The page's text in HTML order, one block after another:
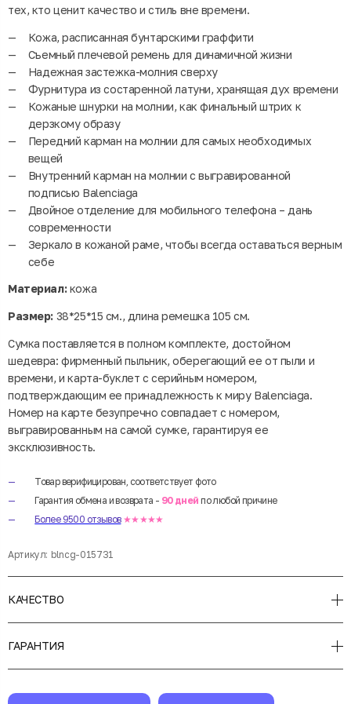
тех, кто ценит качество и стиль вне времени.
Кожа, расписанная бунтарскими граффити
Съемный плечевой ремень для динамичной жизни
Надежная застежка-молния сверху
Фурнитура из состаренной латуни, хранящая дух времени
Кожаные шнурки на молнии, как финальный штрих к
дерзкому образу
Передний карман на молнии для самых необходимых
вещей
Внутренний карман на молнии с выгравированной
подписью Balenciaga
Двойное отделение для мобильного телефона – дань
современности
Зеркало в кожаной раме, чтобы всегда оставаться верным
себе
Материал:кожа
Размер: 38*25*15 см., длина ремешка 105 см.
Сумка поставляется в полном комплекте, достойном
шедевра: фирменный пыльник, оберегающий ее от пыли и
времени, и карта-буклет с серийным номером,
подтверждающим ее принадлежность к миру Balenciaga.
Номер на карте безупречно совпадает с номером,
выгравированным на самой сумке, гарантируя ее
эксклюзивность.
Товар верифицирован, соответствует фото
Гарантия обмена и возврата - 90 дней по любой причине
Более 9500 отзывов ★★★★★
Артикул: blncg-015731
КАЧЕСТВО
ГАРАНТИЯ